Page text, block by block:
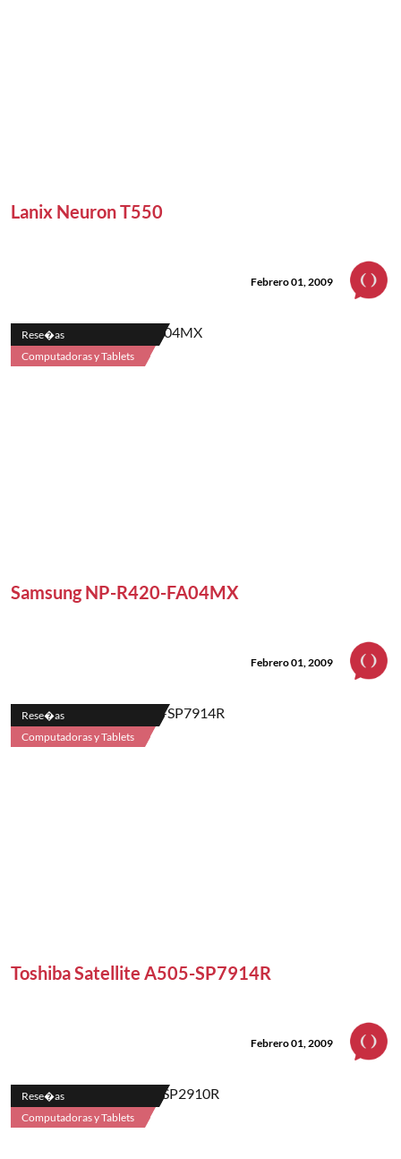
Lanix Neuron T550
Febrero 01, 2009
Rese�as
Computadoras y Tablets
Samsung NP-R420-FA04MX
Febrero 01, 2009
Rese�as
Computadoras y Tablets
Toshiba Satellite A505-SP7914R
Febrero 01, 2009
Rese�as
Computadoras y Tablets